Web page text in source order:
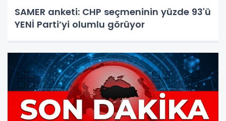
SAMER anketi: CHP seçmeninin yüzde 93'ü
YENİ Parti’yi olumlu görüyor